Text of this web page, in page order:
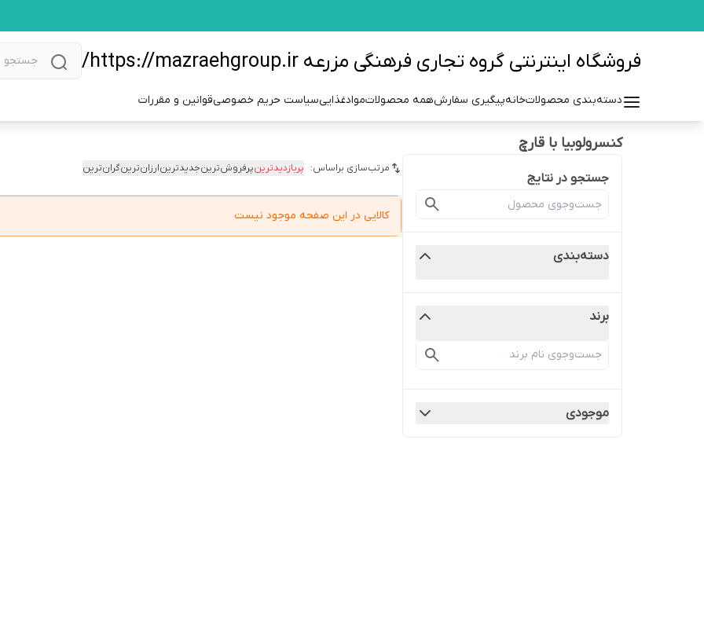
فروشگاه اینترنتی گروه تجاری فرهنگی مزرعه https://mazraehgroup.ir/
دسته‌بندی محصولاتخانهپیگیری سفارشهمه محصولاتموادغذاییسیاست حریم خصوصیقوانین و مقررات
کنسرولوبیا با قارچ
جستجو در نتایج
دسته‌بندی
برند
موجودی
مرتب‌سازی براساس: پربازدیدترینپرفروش‌ترینجدیدترینارزان‌ترینگران‌ترین
کالایی در این صفحه موجود نیست